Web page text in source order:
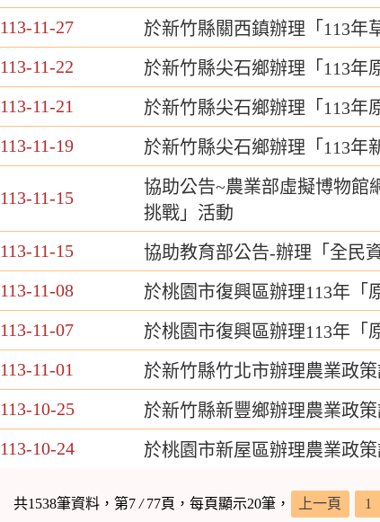
113-11-27
於新竹縣關西鎮辦理「113年
113-11-22
於新竹縣尖石鄉辦理「113年
113-11-21
於新竹縣尖石鄉辦理「113年
113-11-19
於新竹縣尖石鄉辦理「113年
113-11-15
協助公告~農業部虛擬博物館
挑戰」活動
113-11-15
協助教育部公告-辦理「全民
113-11-08
於桃園市復興區辦理113年
113-11-07
於桃園市復興區辦理113年
113-11-01
於新竹縣竹北市辦理農業政
113-10-25
於新竹縣新豐鄉辦理農業政
113-10-24
於桃園市新屋區辦理農業政
共1538筆資料，第7/77頁，每頁顯示20筆， 上一頁 1